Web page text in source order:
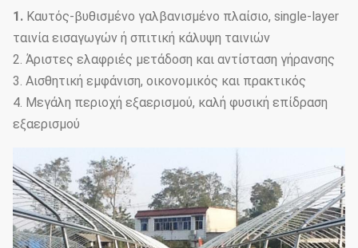
1. Καυτός-βυθισμένο γαλβανισμένο πλαίσιο, single-layer
ταινία εισαγωγών ή σπιτική κάλυψη ταινιών
2. Άριστες ελαφριές μετάδοση και αντίσταση γήρανσης
3. Αισθητική εμφάνιση, οικονομικός και πρακτικός
4. Μεγάλη περιοχή εξαερισμού, καλή φυσική επίδραση
εξαερισμού